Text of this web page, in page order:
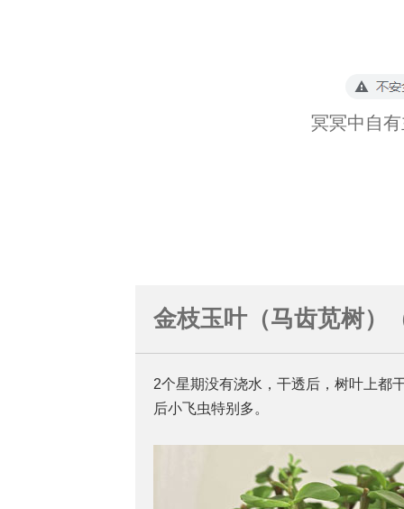
冥冥中自
金枝玉叶（马齿苋树）
2个星期没有浇水，干透后，树叶上都
后小飞虫特别多。